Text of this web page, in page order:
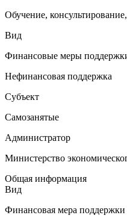
Обучение,
Вид
Финансовые меры
Нефинансовая поддержка
Субъект
Самозанятые
Администратор
Министерство
Общая информация
Вид
Финансовая мера